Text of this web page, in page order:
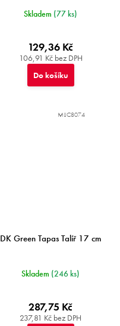
Skladem (77 ks)
106,91 Kč bez DPH
129,36 Kč
Do košíku
DK Green Tapas Talíř 17 cm
Skladem (246 ks)
237,81 Kč bez DPH
287,75 Kč
MIJC8074